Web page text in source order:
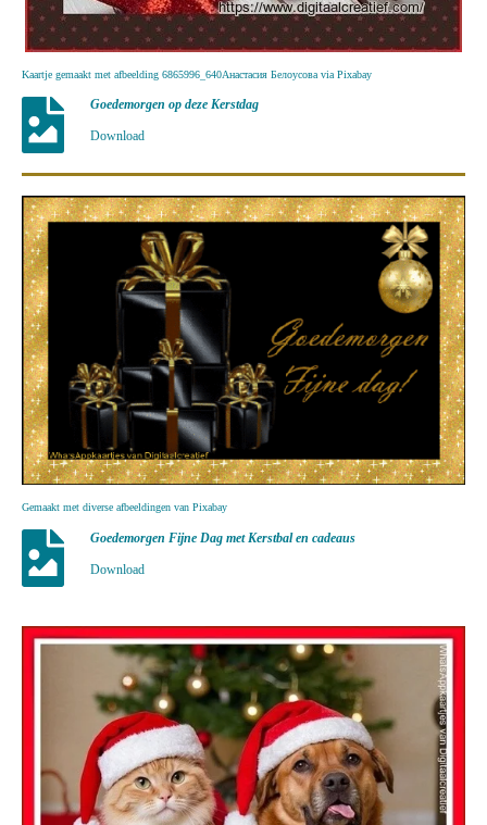
Kaartje gemaakt met afbeelding 6865996_640Анастасия Белоусова via Pixabay
Goedemorgen op deze Kerstdag
Download
Gemaakt met diverse afbeeldingen van Pixabay
Goedemorgen Fijne Dag met Kerstbal en cadeaus
Download